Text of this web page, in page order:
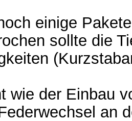
einige
sollte die
wie der Einbau
an